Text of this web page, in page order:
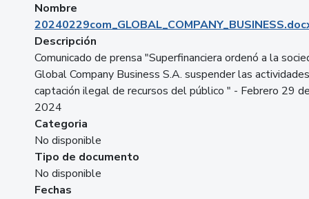
Nombre
Descripción
Comunicado de prensa "Superfinanciera ordenó a la
Global Company Business S.A. suspender las
captación ilegal de recursos del público " - Febrero 29
2024
Categoria
No disponible
Tipo de documento
No disponible
Fechas